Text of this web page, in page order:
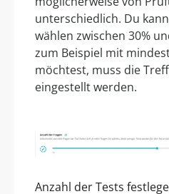
unterschiedlich. Du
wählen zwischen 30%
zum Beispiel mit
möchtest, muss die
eingestellt werden.
Anzahl der Tests